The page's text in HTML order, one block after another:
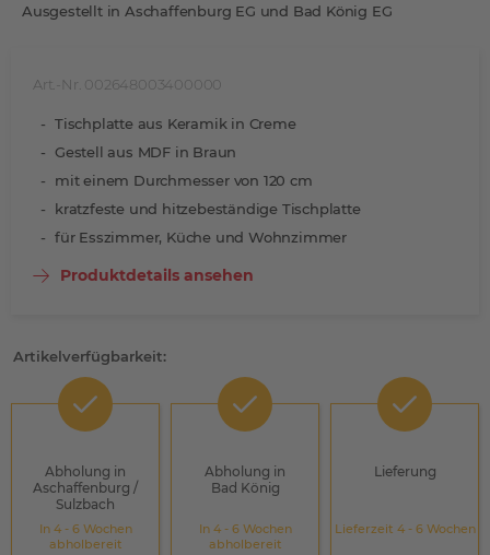
Art.-Nr. 002648003400000
Tischplatte aus Keramik in Creme
Gestell aus MDF in Braun
mit einem Durchmesser von 120 cm
kratzfeste und hitzebeständige Tischplatte
für Esszimmer, Küche und Wohnzimmer
Produktdetails ansehen
Artikelverfügbarkeit:
Abholung in
Aschaffenburg /
Sulzbach
In 4 - 6 Wochen
abholbereit
Abholung in
Bad König
In 4 - 6 Wochen
abholbereit
Lieferung
Lieferzeit 4 - 6 Wochen
Ausgestellt in Aschaffenburg EG und Bad König EG